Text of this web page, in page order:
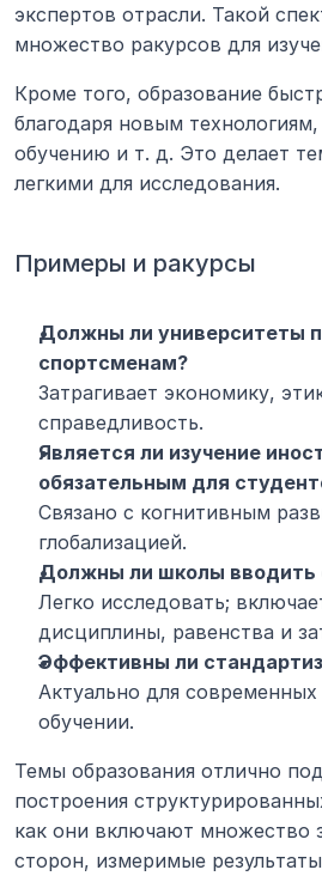
экспертов отрасли. Такой
множество ракурсов для
Кроме того, образование
благодаря новым
обучению и т. д. Это делает
легкими для исследования.
Примеры и ракурсы
Должны ли университеты
спортсменам?
Затрагивает экономику,
справедливость.
Является ли изучение
обязательным для
Связано с когнитивным
глобализацией.
Должны ли школы вводить
Легко исследовать;
дисциплины, равенства и
Эффективны ли
Актуально для
обучении.
Темы образования отлично
построения
как они включают множество
сторон, измеримые